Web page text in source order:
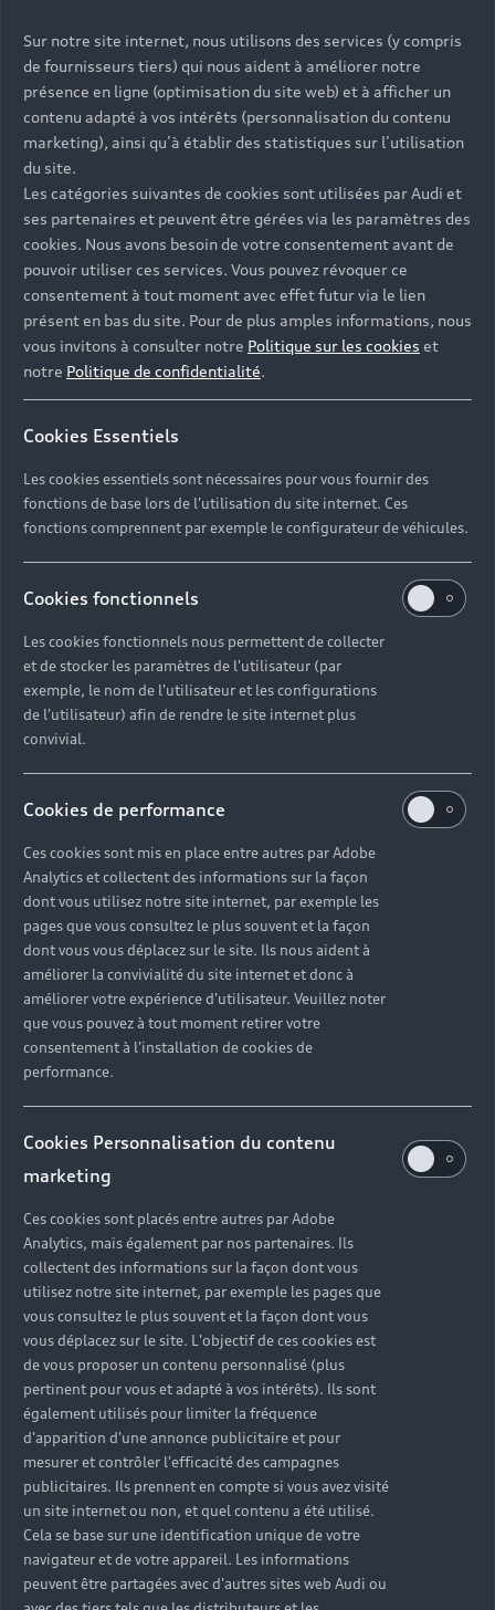
Sur notre site internet, nous utilisons des services (y compris
de fournisseurs tiers) qui nous aident à améliorer notre
présence en ligne (optimisation du site web) et à afficher un
contenu adapté à vos intérêts (personnalisation du contenu
marketing), ainsi qu’à établir des statistiques sur l’utilisation
du site.
Les catégories suivantes de cookies sont utilisées par Audi et
ses partenaires et peuvent être gérées via les paramètres des
cookies. Nous avons besoin de votre consentement avant de
pouvoir utiliser ces services. Vous pouvez révoquer ce
consentement à tout moment avec effet futur via le lien
présent en bas du site. Pour de plus amples informations, nous
vous invitons à consulter notre Politique sur les cookies et
notre Politique de confidentialité.
Cookies Essentiels
Les cookies essentiels sont nécessaires pour vous fournir des
fonctions de base lors de l'utilisation du site internet. Ces
fonctions comprennent par exemple le configurateur de véhicules.
Cookies fonctionnels
Les cookies fonctionnels nous permettent de collecter
et de stocker les paramètres de l'utilisateur (par
exemple, le nom de l'utilisateur et les configurations
de l'utilisateur) afin de rendre le site internet plus
convivial.
Cookies de performance
Ces cookies sont mis en place entre autres par Adobe
Analytics et collectent des informations sur la façon
dont vous utilisez notre site internet, par exemple les
pages que vous consultez le plus souvent et la façon
dont vous vous déplacez sur le site. Ils nous aident à
améliorer la convivialité du site internet et donc à
améliorer votre expérience d'utilisateur. Veuillez noter
que vous pouvez à tout moment retirer votre
consentement à l'installation de cookies de
performance.
Cookies Personnalisation du contenu
marketing
Ces cookies sont placés entre autres par Adobe
Analytics, mais également par nos partenaires. Ils
collectent des informations sur la façon dont vous
utilisez notre site internet, par exemple les pages que
vous consultez le plus souvent et la façon dont vous
vous déplacez sur le site. L'objectif de ces cookies est
de vous proposer un contenu personnalisé (plus
pertinent pour vous et adapté à vos intérêts). Ils sont
également utilisés pour limiter la fréquence
d'apparition d'une annonce publicitaire et pour
mesurer et contrôler l'efficacité des campagnes
publicitaires. Ils prennent en compte si vous avez visité
un site internet ou non, et quel contenu a été utilisé.
Cela se base sur une identification unique de votre
navigateur et de votre appareil. Les informations
peuvent être partagées avec d'autres sites web Audi ou
nouveau à votre disposition pour vous informer,
vous conseiller dans vos achats parmi une large
gamme de véhicules ou répondre à vos questions
Contacter votre Partenaire
Réserver un essai
Devis et prendre rendez-vous en ligne
PASSION AUTOMOBILES
MULHOUSE
Partenaire Audi
Partenaire Audi Service
Audi Occasion :plus
e-tron Partenaire R8
- AVENUE PIERRE PFLIMLIN ZA ESPALE
68390 MÜLHOUSE (SAUSHEIM)
03 89 31 23 12
Télécharger la fiche de contact
Horaires d'ouverture
Vente véhicules neufs
Fermé
Service Après-Vente
Fermé,Ouvre àvendredi 07:45
Retour en haut
Accès rapides
Quelle Audi me correspond ?
Tous les modèles
Recherche de véhicules neufs
Modèles
Achat et location